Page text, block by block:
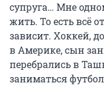
супруга… Мне
жить. То есть всё
зависит. Хоккей,
в Америке, сын
перебрались в
заниматься